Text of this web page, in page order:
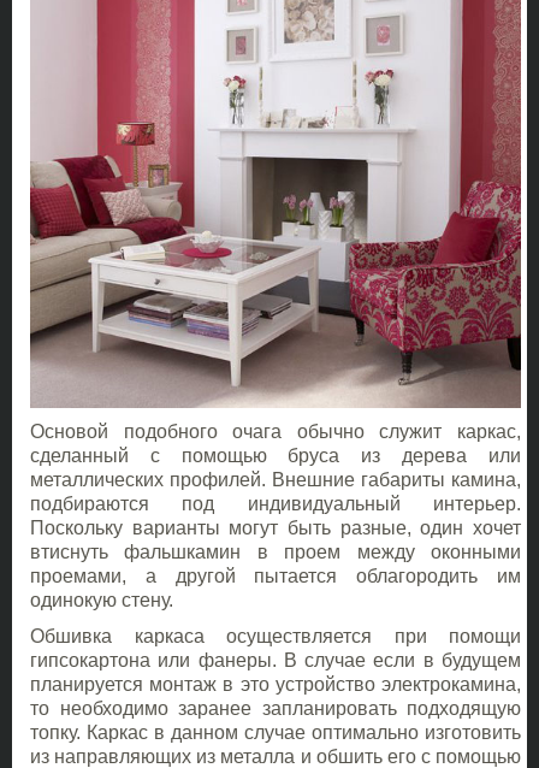
Основой подобного очага обычно служит каркас,
сделанный с помощью бруса из дерева или
металлических профилей. Внешние габариты камина,
подбираются под индивидуальный интерьер.
Поскольку варианты могут быть разные, один хочет
втиснуть фальшкамин в проем между оконными
проемами, а другой пытается облагородить им
одинокую стену.
Обшивка каркаса осуществляется при помощи
гипсокартона или фанеры. В случае если в будущем
планируется монтаж в это устройство электрокамина,
то необходимо заранее запланировать подходящую
топку. Каркас в данном случае оптимально изготовить
из направляющих из металла и обшить его с помощью